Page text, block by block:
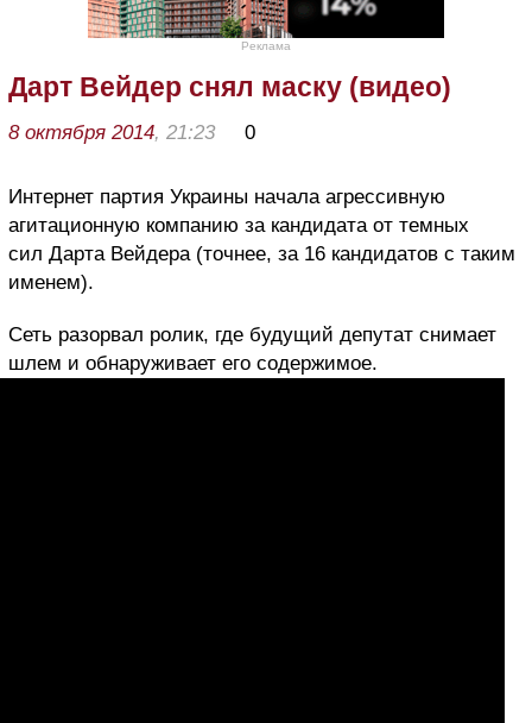
Реклама
Дарт Вейдер снял маску (видео)
8 октября 2014, 21:23 0
Интернет партия Украины начала агрессивную
агитационную компанию за кандидата от темных
сил Дарта Вейдера (точнее, за 16 кандидатов с таким
именем).
Сеть разорвал ролик, где будущий депутат снимает
шлем и обнаруживает его содержимое.